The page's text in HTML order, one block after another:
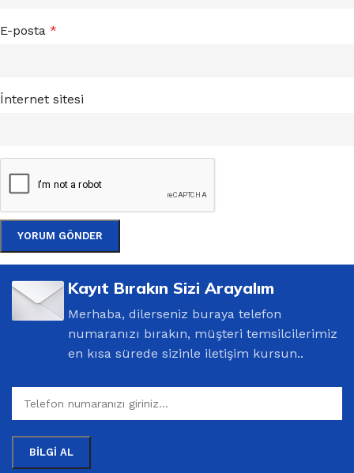
E-posta *
İnternet sitesi
Kayıt Bırakın Sizi Arayalım
Merhaba, dilerseniz buraya telefon
numaranızı bırakın, müşteri temsilcilerimiz
en kısa sürede sizinle iletişim kursun..